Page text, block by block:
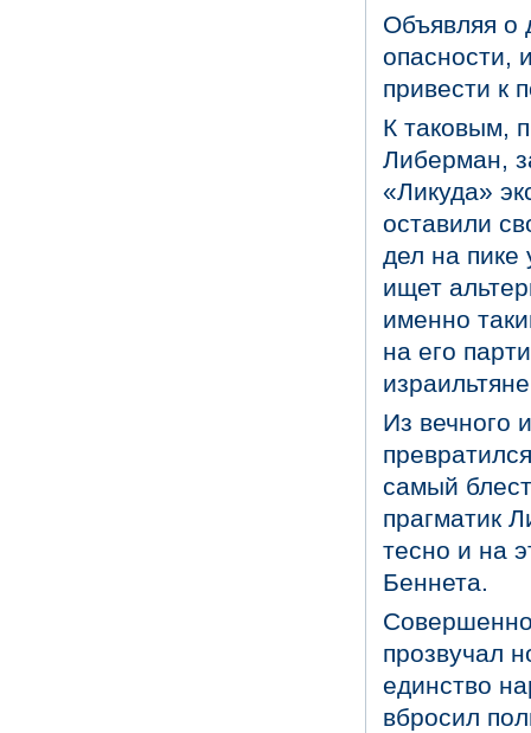
Объявляя о
опасности,
привести к
К таковым,
Либерман,
«Ликуда»
оставили
дел на
ищет
именно
на его
Из вечного
самый
прагматик
тесно и на
Беннета.
прозвучал
единство
вбросил